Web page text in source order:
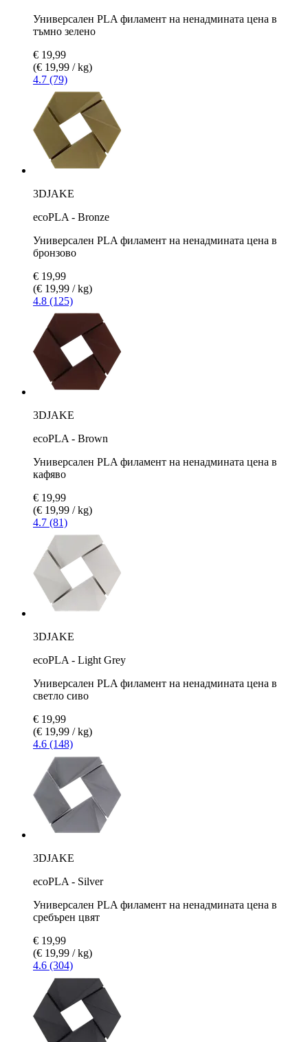
Универсален PLA филамент на ненадмината цена в
тъмно зелено
€ 19,99
(€ 19,99 / kg)
4.7 (79)
3DJAKE
ecoPLA - Bronze
Универсален PLA филамент на ненадмината цена в
бронзово
€ 19,99
(€ 19,99 / kg)
4.8 (125)
3DJAKE
ecoPLA - Brown
Универсален PLA филамент на ненадмината цена в
кафяво
€ 19,99
(€ 19,99 / kg)
4.7 (81)
3DJAKE
ecoPLA - Light Grey
Универсален PLA филамент на ненадмината цена в
светло сиво
€ 19,99
(€ 19,99 / kg)
4.6 (148)
3DJAKE
ecoPLA - Silver
Универсален PLA филамент на ненадмината цена в
сребърен цвят
€ 19,99
(€ 19,99 / kg)
4.6 (304)